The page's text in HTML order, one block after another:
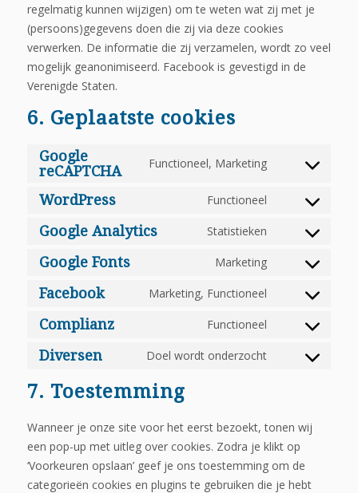
regelmatig kunnen wijzigen) om te weten wat zij met je
(persoons)gegevens doen die zij via deze cookies
verwerken. De informatie die zij verzamelen, wordt zo veel
mogelijk geanonimiseerd. Facebook is gevestigd in de
Verenigde Staten.
6. Geplaatste cookies
Google
reCAPTCHA
Functioneel, Marketing
Consent
service
google-
WordPress Functioneel
Consent
wordpress
Google Analytics Statistieken
Consent
google-
Google Fonts Marketing
Consent
google-
Facebook Marketing, Functioneel
Consent
facebook
Complianz Functioneel
Consent
Diversen Doel wordt onderzocht
Consent
diversen
7. Toestemming
Wanneer je onze site voor het eerst bezoekt, tonen wij
een pop-up met uitleg over cookies. Zodra je klikt op
‘Voorkeuren opslaan’ geef je ons toestemming om de
categorieën cookies en plugins te gebruiken die je hebt